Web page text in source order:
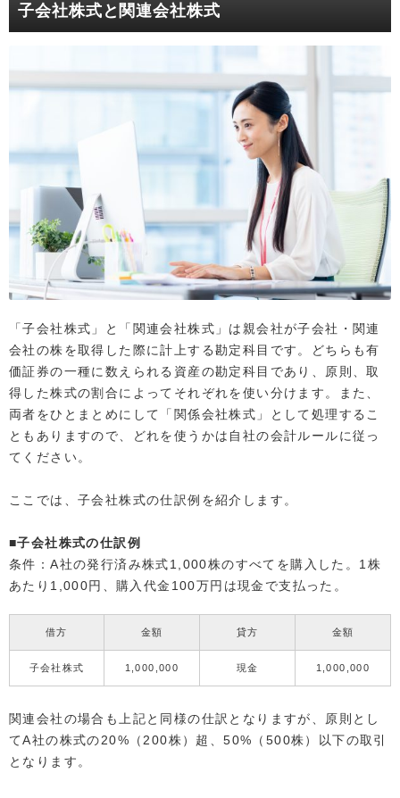
子会社株式と関連会社株式
「子会社株式」と「関連会社株式」は親会社が子会社・関連
会社の株を取得した際に計上する勘定科目です。どちらも有
価証券の一種に数えられる資産の勘定科目であり、原則、取
得した株式の割合によってそれぞれを使い分けます。また、
両者をひとまとめにして「関係会社株式」として処理するこ
ともありますので、どれを使うかは自社の会計ルールに従っ
てください。
ここでは、子会社株式の仕訳例を紹介します。
■子会社株式の仕訳例
条件：A社の発行済み株式1,000株のすべてを購入した。1株
あたり1,000円、購入代金100万円は現金で支払った。
借方 金額 貸方 金額
子会社株式 1,000,000 現金 1,000,000
関連会社の場合も上記と同様の仕訳となりますが、原則とし
てA社の株式の20%（200株）超、50%（500株）以下の取引
となります。